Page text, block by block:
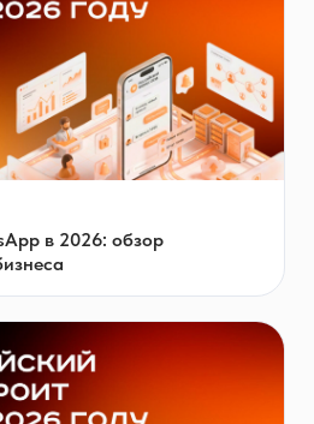
в 2026: обзор